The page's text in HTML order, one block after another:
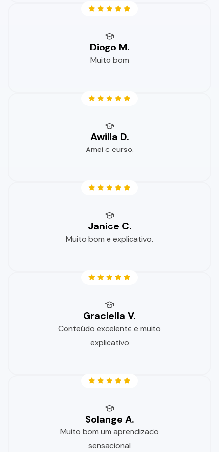
Diogo M.
Muito bom
Awilla D.
Amei o curso.
Janice C.
Muito bom e explicativo.
Graciella V.
Conteúdo excelente e muito
explicativo
Solange A.
Muito bom um aprendizado
sensacional